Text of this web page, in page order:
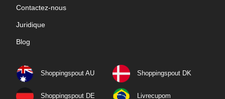
Contactez-nous
Juridique
Blog
Shoppingspout AU Shoppingspout DK
Shoppingspout DE Livrecupom